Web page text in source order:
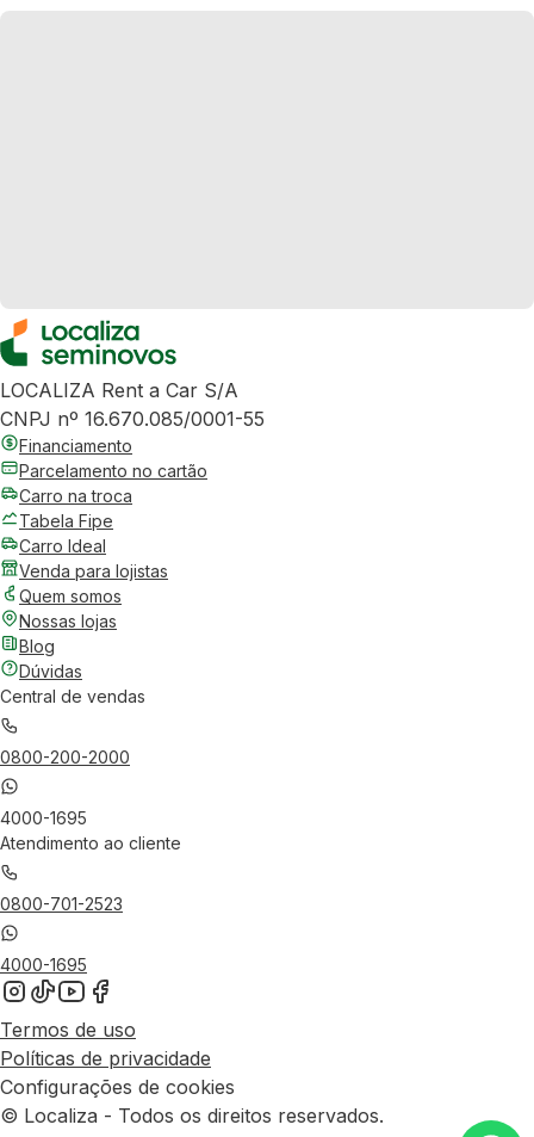
LOCALIZA Rent a Car S/A
CNPJ nº 16.670.085/0001-55
Financiamento
Parcelamento no cartão
Carro na troca
Tabela Fipe
Carro Ideal
Venda para lojistas
Quem somos
Nossas lojas
Blog
Dúvidas
Central de vendas
0800-200-2000
4000-1695
Atendimento ao cliente
0800-701-2523
4000-1695
Termos de uso
Políticas de privacidade
Configurações de cookies
© Localiza - Todos os direitos reservados.